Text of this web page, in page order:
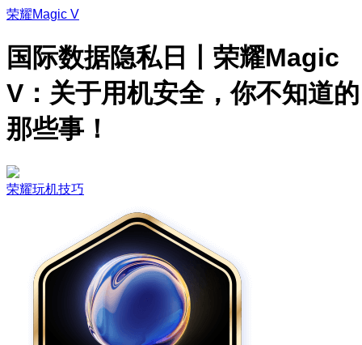
荣耀Magic V
国际数据隐私日丨荣耀Magic
V：关于用机安全，你不知道的
那些事！
荣耀玩机技巧